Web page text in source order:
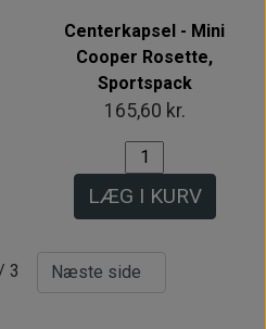
Centerkapsel - Mini
Cooper Rosette,
Sportspack
165,60 kr.
LÆG I KURV
3 Næste side